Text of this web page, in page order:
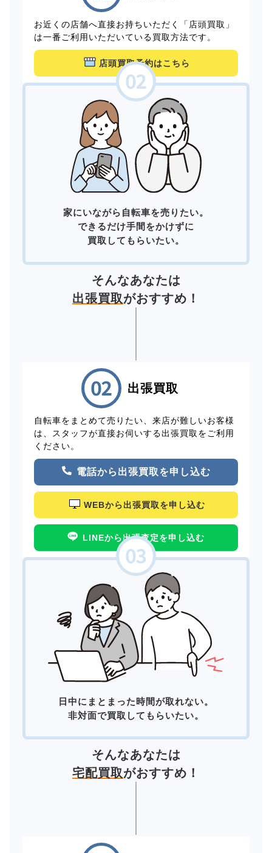
お近くの店舗へ直接お持ちいただく「店頭買取」
は一番ご利用いただいている買取方法です。
店頭買取予約はこちら
家にいながら自転車を売りたい。
できるだけ手間をかけずに
買取してもらいたい。
そんなあなたは
出張買取がおすすめ！
出張買取
自転車をまとめて売りたい、来店が難しいお客様
は、スタッフが直接お伺いする出張買取をご利用
ください。
電話から出張買取を申し込む
WEBから出張買取を申し込む
LINEから出張査定を申し込む
日中にまとまった時間が取れない。
非対面で買取してもらいたい。
そんなあなたは
宅配買取がおすすめ！